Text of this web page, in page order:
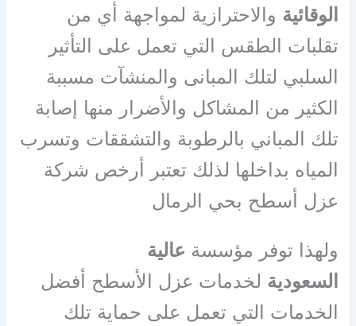
الوقائية والاحترازية لمواجهة أي من
تقلبات الطقس التي تعمل على التأثير
السلبي لتلك المبانى والمنشآت مسببة
الكثير من المشاكل والأضرار منها إصابة
تلك المباني بالرطوبة والتشققات وتسرب
المياه بداخلها لذلك تعتبر أرخص شركة
عزل أسطح بحي الرمال
ولهذا توفر مؤسسة عالية
السعودية لخدمات عزل الأسطح أفضل
الخدمات التي تعمل على حماية تلك